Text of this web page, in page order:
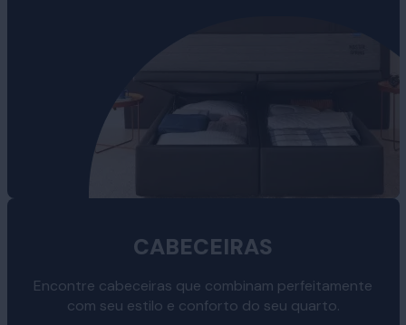
CABECEIRAS
Encontre cabeceiras que combinam perfeitamente
com seu estilo e conforto do seu quarto.